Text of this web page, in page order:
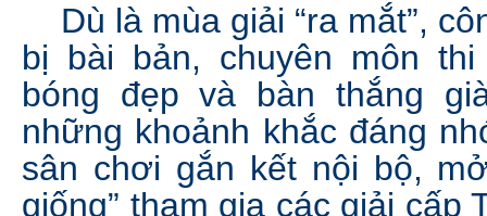
Dù là mùa giải “ra mắt”,
bị bài bản, chuyên môn
bóng đẹp và bàn thắng
những khoảnh khắc đáng
sân chơi gắn kết nội bộ,
giống” tham gia các giải cấp